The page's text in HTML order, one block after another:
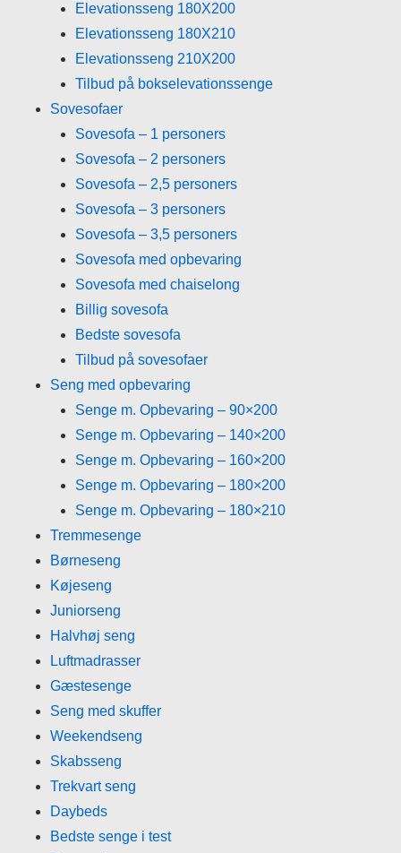
Elevationsseng 180X200
Elevationsseng 180X210
Elevationsseng 210X200
Tilbud på bokselevationssenge
Sovesofaer
Sovesofa – 1 personers
Sovesofa – 2 personers
Sovesofa – 2,5 personers
Sovesofa – 3 personers
Sovesofa – 3,5 personers
Sovesofa med opbevaring
Sovesofa med chaiselong
Billig sovesofa
Bedste sovesofa
Tilbud på sovesofaer
Seng med opbevaring
Senge m. Opbevaring – 90×200
Senge m. Opbevaring – 140×200
Senge m. Opbevaring – 160×200
Senge m. Opbevaring – 180×200
Senge m. Opbevaring – 180×210
Tremmesenge
Børneseng
Køjeseng
Juniorseng
Halvhøj seng
Luftmadrasser
Gæstesenge
Seng med skuffer
Weekendseng
Skabsseng
Trekvart seng
Daybeds
Bedste senge i test